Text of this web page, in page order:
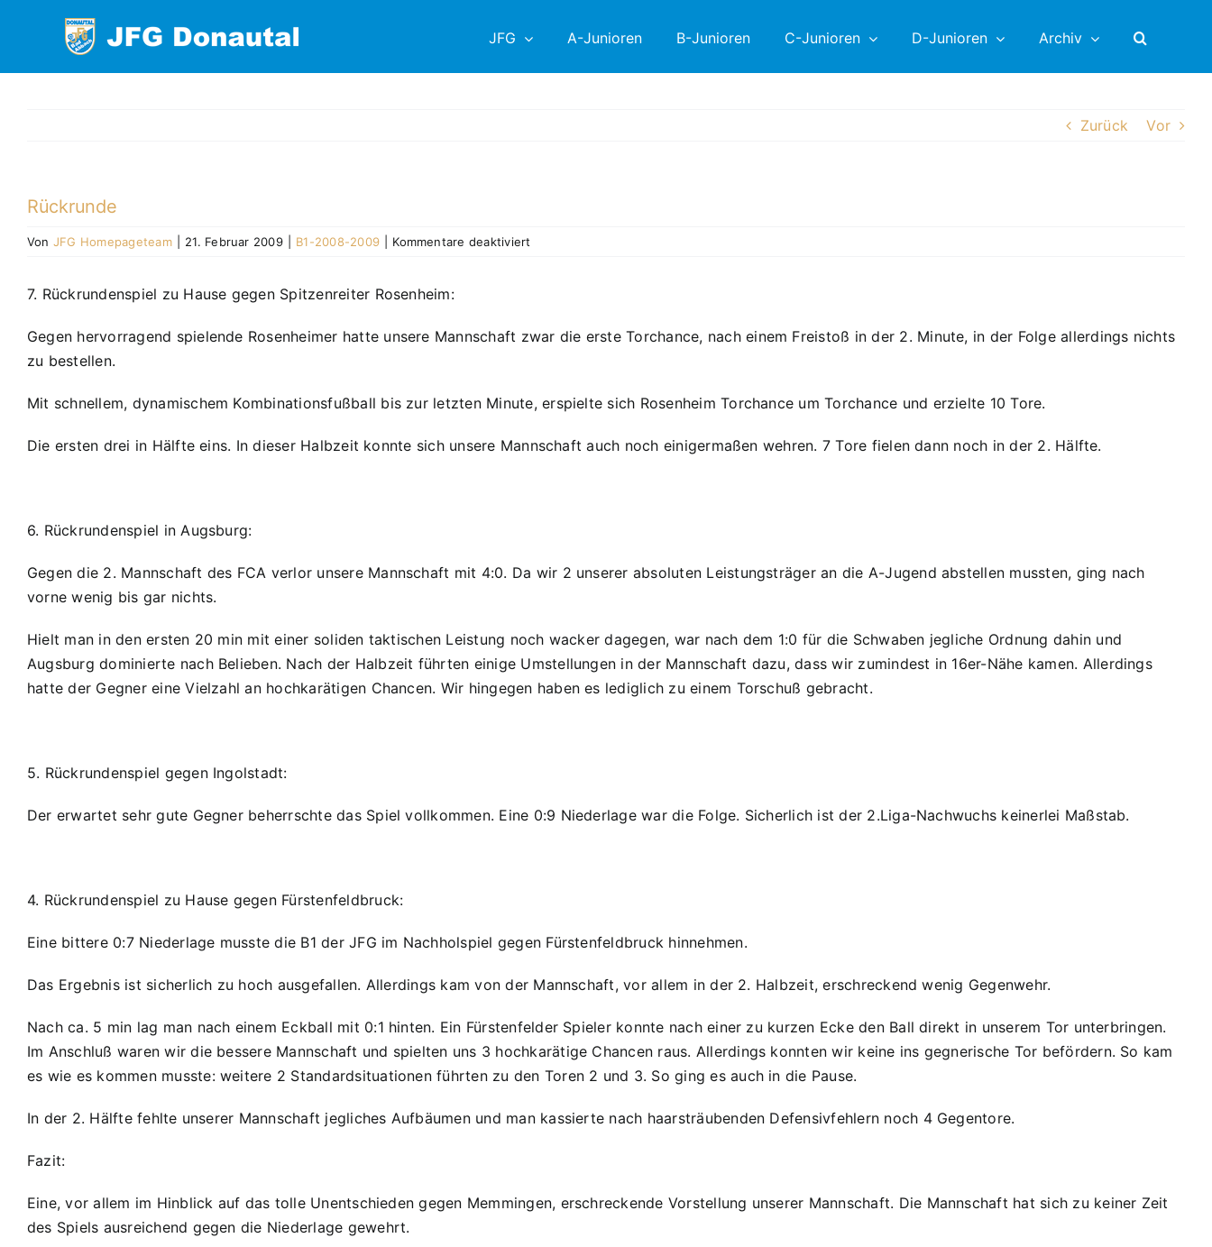
JFG A-Junioren B-Junioren C-Junioren D-Junioren Archiv
Zurück Vor
Rückrunde
Von JFG Homepageteam 21. Februar 2009 B1-2008-2009 Kommentare deaktiviert
7. Rückrundenspiel zu Hause gegen Spitzenreiter Rosenheim:
Gegen hervorragend spielende Rosenheimer hatte unsere Mannschaft zwar die erste Torchance, nach einem Freistoß in der 2. Minute, in der Folge allerdings nichts
zu bestellen.
Mit schnellem, dynamischem Kombinationsfußball bis zur letzten Minute, erspielte sich Rosenheim Torchance um Torchance und erzielte 10 Tore.
Die ersten drei in Hälfte eins. In dieser Halbzeit konnte sich unsere Mannschaft auch noch einigermaßen wehren. 7 Tore fielen dann noch in der 2. Hälfte.
6. Rückrundenspiel in Augsburg:
Gegen die 2. Mannschaft des FCA verlor unsere Mannschaft mit 4:0. Da wir 2 unserer absoluten Leistungsträger an die A-Jugend abstellen mussten, ging nach
vorne wenig bis gar nichts.
Hielt man in den ersten 20 min mit einer soliden taktischen Leistung noch wacker dagegen, war nach dem 1:0 für die Schwaben jegliche Ordnung dahin und
Augsburg dominierte nach Belieben. Nach der Halbzeit führten einige Umstellungen in der Mannschaft dazu, dass wir zumindest in 16er-Nähe kamen. Allerdings
hatte der Gegner eine Vielzahl an hochkarätigen Chancen. Wir hingegen haben es lediglich zu einem Torschuß gebracht.
5. Rückrundenspiel gegen Ingolstadt:
Der erwartet sehr gute Gegner beherrschte das Spiel vollkommen. Eine 0:9 Niederlage war die Folge. Sicherlich ist der 2.Liga-Nachwuchs keinerlei Maßstab.
4. Rückrundenspiel zu Hause gegen Fürstenfeldbruck:
Eine bittere 0:7 Niederlage musste die B1 der JFG im Nachholspiel gegen Fürstenfeldbruck hinnehmen.
Das Ergebnis ist sicherlich zu hoch ausgefallen. Allerdings kam von der Mannschaft, vor allem in der 2. Halbzeit, erschreckend wenig Gegenwehr.
Nach ca. 5 min lag man nach einem Eckball mit 0:1 hinten. Ein Fürstenfelder Spieler konnte nach einer zu kurzen Ecke den Ball direkt in unserem Tor unterbringen.
Im Anschluß waren wir die bessere Mannschaft und spielten uns 3 hochkarätige Chancen raus. Allerdings konnten wir keine ins gegnerische Tor befördern. So kam
es wie es kommen musste: weitere 2 Standardsituationen führten zu den Toren 2 und 3. So ging es auch in die Pause.
In der 2. Hälfte fehlte unserer Mannschaft jegliches Aufbäumen und man kassierte nach haarsträubenden Defensivfehlern noch 4 Gegentore.
Fazit:
Eine, vor allem im Hinblick auf das tolle Unentschieden gegen Memmingen, erschreckende Vorstellung unserer Mannschaft. Die Mannschaft hat sich zu keiner Zeit
des Spiels ausreichend gegen die Niederlage gewehrt.